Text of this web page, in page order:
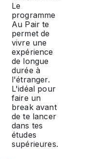
Le
programme
Au Pair te
permet de
vivre une
expérience
de longue
durée à
l'étranger.
L'idéal pour
faire un
break avant
de te lancer
dans tes
études
supérieures.